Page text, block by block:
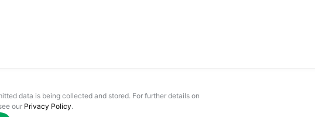
data is being collected and stored. For further details on
our Privacy Policy.